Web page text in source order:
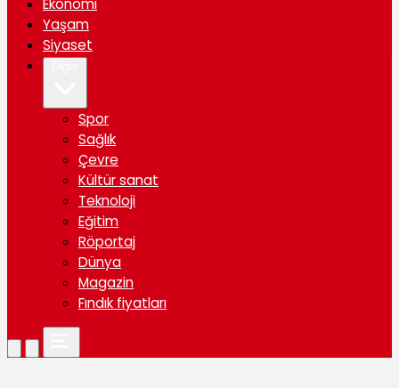
Ekonomi
Yaşam
Siyaset
Spor
Sağlık
Çevre
Kültür sanat
Teknoloji
Eğitim
Röportaj
Dünya
Magazin
Fındık fiyatları